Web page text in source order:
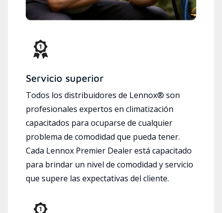
Servicio superior
Todos los distribuidores de Lennox® son
profesionales expertos en climatización
capacitados para ocuparse de cualquier
problema de comodidad que pueda tener.
Cada Lennox Premier Dealer está capacitado
para brindar un nivel de comodidad y servicio
que supere las expectativas del cliente.